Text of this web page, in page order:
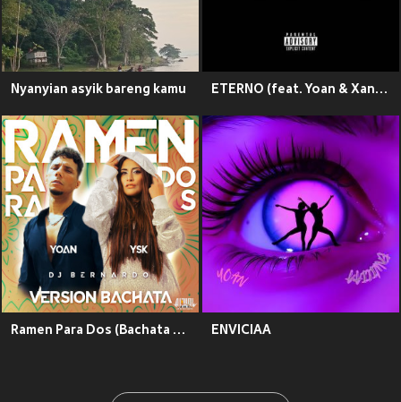
Nyanyian asyik bareng kamu ETERNO (feat. Yoan & Xander)
Ramen Para Dos (Bachata Versión) ENVICIAA